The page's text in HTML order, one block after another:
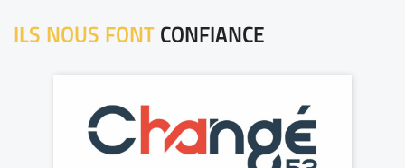
ILS NOUS FONT CONFIANCE